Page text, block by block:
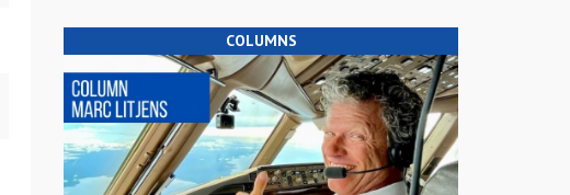
COLUMNS